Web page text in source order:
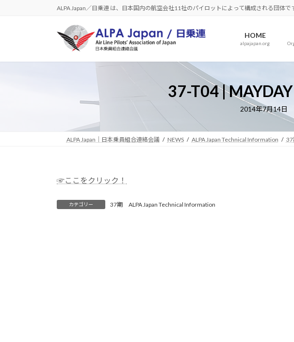
へ
ョ
ALPA Japan／日乗連 は、日本国内の航空会社11社のパイロットによって構成される団体で
HOME
alpajapan.org
37-T04 |
2014年7月14日
ALPA Japan｜日本乗員組合連絡会議 NEWS ALPA Japan Technical Information 37
☞ここをクリック！
カテゴリー 37期 ALPA Japan Technical Information